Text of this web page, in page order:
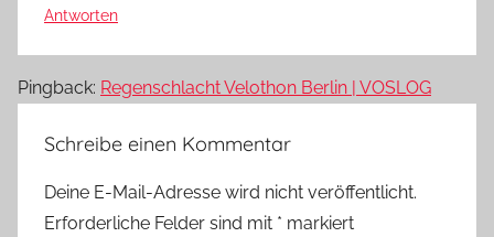
Antworten
Pingback: Regenschlacht Velothon Berlin | VOSLOG
Schreibe einen Kommentar
Deine E-Mail-Adresse wird nicht veröffentlicht.
Erforderliche Felder sind mit * markiert